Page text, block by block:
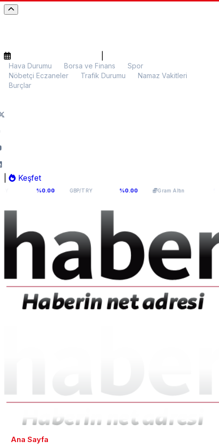
Hava Durumu Borsa ve Finans
Spor
Nöbetçi Eczaneler
Trafik Durumu
Namaz Vakitleri
Burçlar
Keşfet
GBP/TRY 64,2936 %0.00 Gram Altın6.107,34
Ana Sayfa